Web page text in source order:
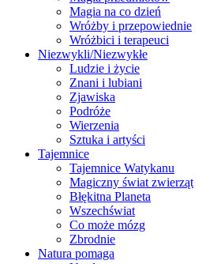
Magia na co dzień
Wróżby i przepowiednie
Wróżbici i terapeuci
Niezwykli/Niezwykłe
Ludzie i życie
Znani i lubiani
Zjawiska
Podróże
Wierzenia
Sztuka i artyści
Tajemnice
Tajemnice Watykanu
Magiczny świat zwierząt
Błękitna Planeta
Wszechświat
Co może mózg
Zbrodnie
Natura pomaga